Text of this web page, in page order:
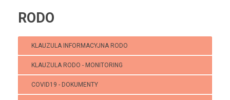
RODO
KLAUZULA INFORMACYJNA RODO
KLAUZULA RODO - MONITORING
COVID19 - DOKUMENTY